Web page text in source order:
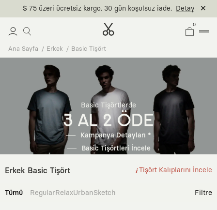
$ 75 üzeri ücretsiz kargo. 30 gün koşulsuz iade. Detay
0
Ana Sayfa Erkek Basic Tişört
Basic Tişörtlerde
3 AL 2 ÖDE
Kampanya Detayları *
Basic Tişörtleri İncele
Erkek Basic Tişört Tişört Kalıplarını İncele
Tümü RegularRelaxUrbanSketch Filtre